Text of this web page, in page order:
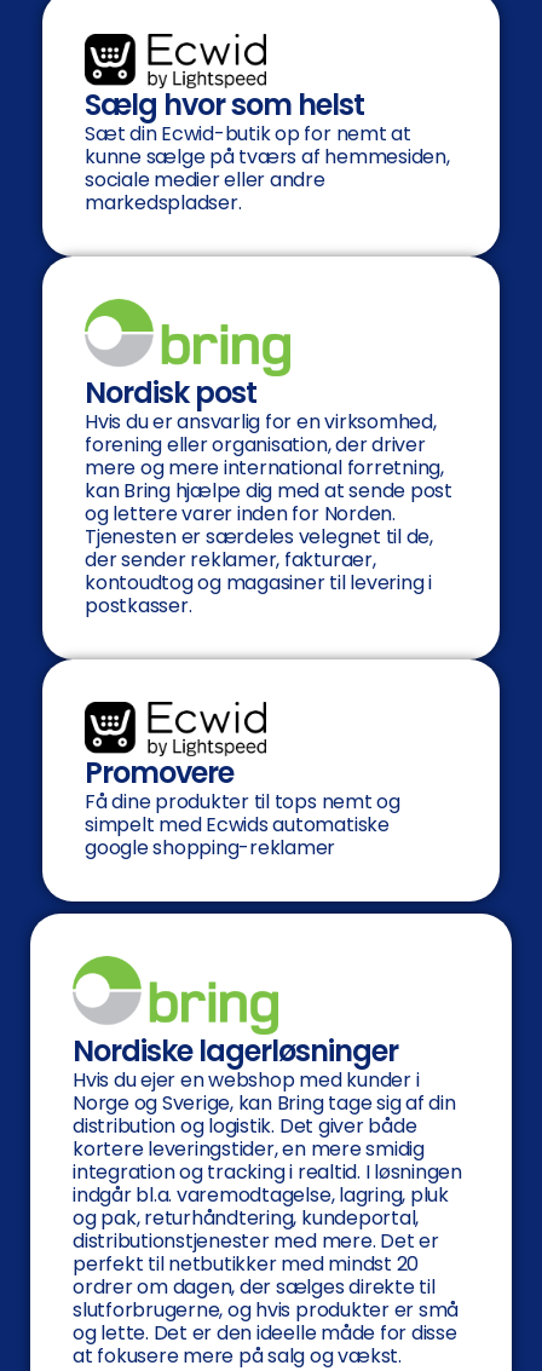
Sælg hvor som helst
Sæt din Ecwid-butik op for nemt at
kunne sælge på tværs af hemmesiden,
sociale medier eller andre
markedspladser.
Nordisk post
Hvis du er ansvarlig for en virksomhed,
forening eller organisation, der driver
mere og mere international forretning,
kan Bring hjælpe dig med at sende post
og lettere varer inden for Norden.
Tjenesten er særdeles velegnet til de,
der sender reklamer, fakturaer,
kontoudtog og magasiner til levering i
postkasser.
Promovere
Få dine produkter til tops nemt og
simpelt med Ecwids automatiske
google shopping-reklamer
Nordiske lagerløsninger
Hvis du ejer en webshop med kunder i
Norge og Sverige, kan Bring tage sig af din
distribution og logistik. Det giver både
kortere leveringstider, en mere smidig
integration og tracking i realtid. I løsningen
indgår bl.a. varemodtagelse, lagring, pluk
og pak, returhåndtering, kundeportal,
distributionstjenester med mere. Det er
perfekt til netbutikker med mindst 20
ordrer om dagen, der sælges direkte til
slutforbrugerne, og hvis produkter er små
og lette. Det er den ideelle måde for disse
at fokusere mere på salg og vækst.